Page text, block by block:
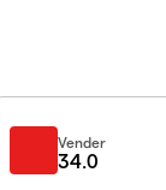
Vender
34.0